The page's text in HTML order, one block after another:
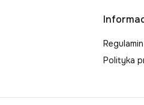
Polityka